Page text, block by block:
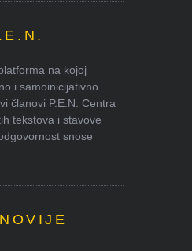
na kojoj
i samoinicijativno
članovi P.E.N. Centra
tekstova i stavove
snose